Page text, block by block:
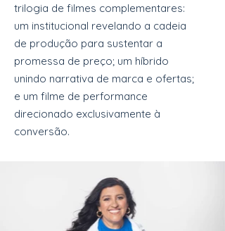
trilogia de filmes complementares:
um institucional revelando a cadeia
de produção para sustentar a
promessa de preço; um híbrido
unindo narrativa de marca e ofertas;
e um filme de performance
direcionado exclusivamente à
conversão.